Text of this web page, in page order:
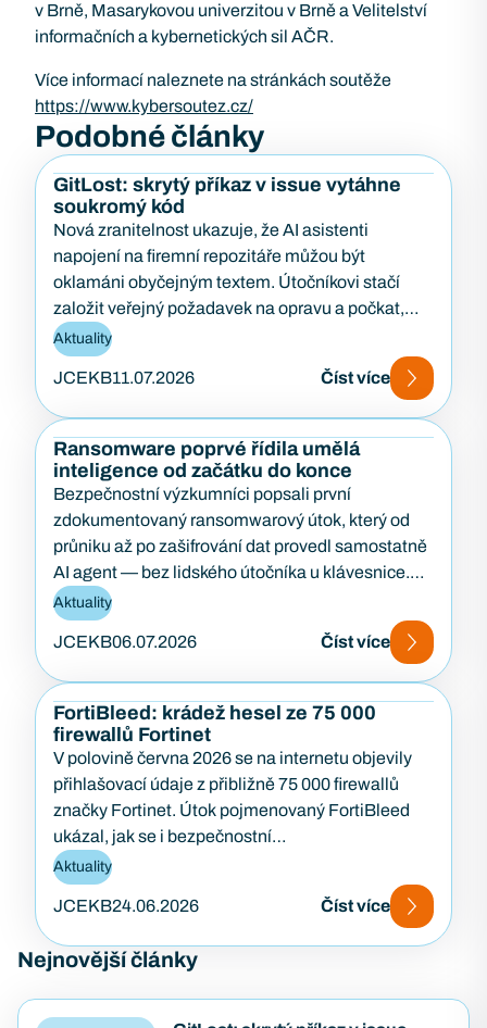
v Brně, Masarykovou univerzitou v Brně a Velitelství
informačních a kybernetických sil AČR.
Více informací naleznete na stránkách soutěže
https://www.kybersoutez.cz/
Podobné články
GitLost: skrytý příkaz v issue vytáhne
soukromý kód
Nová zranitelnost ukazuje, že AI asistenti
napojení na firemní repozitáře můžou být
oklamáni obyčejným textem. Útočníkovi stačí
založit veřejný požadavek na opravu a počkat,
až…
Aktuality
JCEKB11.07.2026 Číst více
Ransomware poprvé řídila umělá
inteligence od začátku do konce
Bezpečnostní výzkumníci popsali první
zdokumentovaný ransomwarový útok, který od
průniku až po zašifrování dat provedl samostatně
AI agent — bez lidského útočníka u klávesnice.
Případ…
Aktuality
JCEKB06.07.2026 Číst více
FortiBleed: krádež hesel ze 75 000
firewallů Fortinet
V polovině června 2026 se na internetu objevily
přihlašovací údaje z přibližně 75 000 firewallů
značky Fortinet. Útok pojmenovaný FortiBleed
ukázal, jak se i bezpečnostní…
Aktuality
JCEKB24.06.2026 Číst více
Nejnovější články